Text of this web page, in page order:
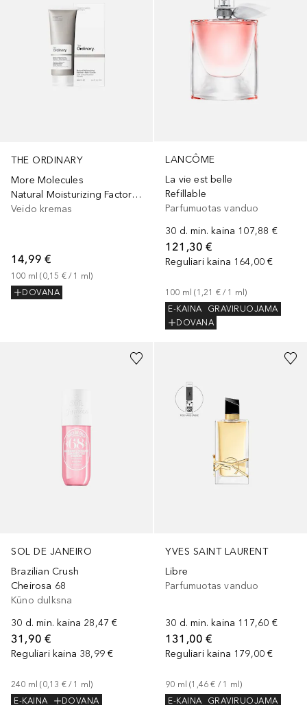
THE ORDINARY
More Molecules
Natural Moisturizing Factor + Beta Glucan
Veido kremas
14,99 €
100 ml (0,15 € / 1 ml)
DOVANA
LANCÔME
La vie est belle
Refillable
Parfumuotas vanduo
30 d. min. kaina 107,88 €
121,30 €
Reguliari kaina 164,00 €
100 ml (1,21 € / 1 ml)
E-KAINA
GRAVIRUOJAMA
DOVANA
SOL DE JANEIRO
Brazilian Crush
Cheirosa 68
Kūno dulksna
30 d. min. kaina 28,47 €
31,90 €
Reguliari kaina 38,99 €
240 ml (0,13 € / 1 ml)
E-KAINA
DOVANA
YVES SAINT LAURENT
Libre
Parfumuotas vanduo
30 d. min. kaina 117,60 €
131,00 €
Reguliari kaina 179,00 €
90 ml (1,46 € / 1 ml)
E-KAINA
GRAVIRUOJAMA